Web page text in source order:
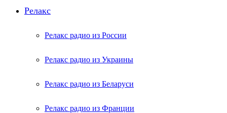
Релакс
Релакс радио из России
Релакс радио из Украины
Релакс радио из Беларуси
Релакс радио из Франции